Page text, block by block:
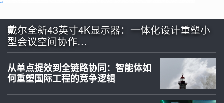
戴尔全新43英寸4K显示器：一体化设计重塑小
型会议空间协作…
从单点提效到全链路协同：智能体如
何重塑国际工程的竞争逻辑